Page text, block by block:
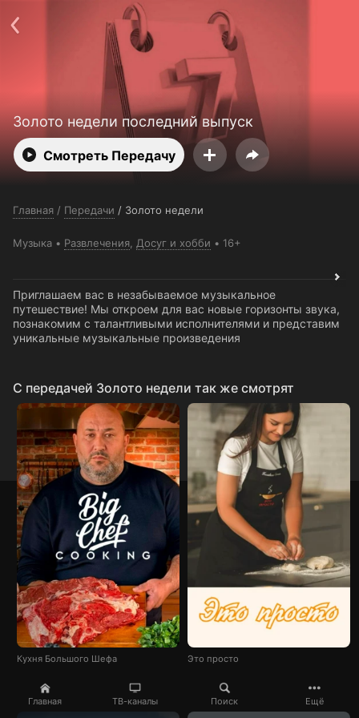
Главная ТВ-каналы Поиск Ещё
Золото недели последний выпуск
Смотреть Передачу
Главная / Передачи / Золото недели
Музыка Развлечения Досуг и хобби 16+
Приглашаем вас в незабываемое музыкальное
путешествие! Мы откроем для вас новые горизонты звука,
познакомим с талантливыми исполнителями и представим
уникальные музыкальные произведения
C передачей Золото недели так же смотрят
Кухня Большого Шефа Это просто
Пользовательское соглашение
Политика конфиденциальности
Для партнёров
Открыть приложение
Ввести промокод
Установить на ТВ
Бесплатные каналы Контакты